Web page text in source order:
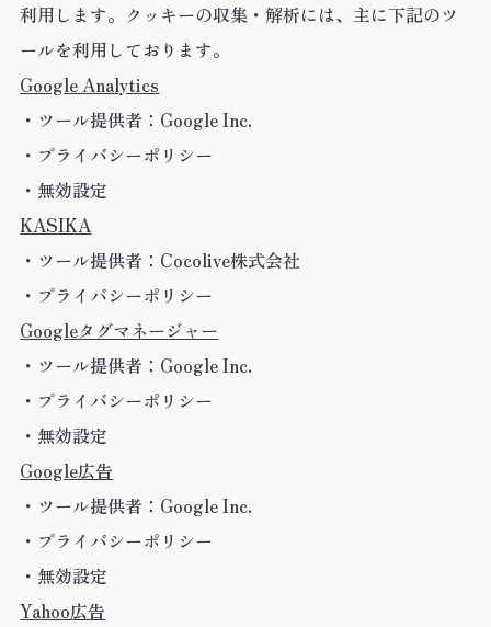
利用します。クッキーの収集・解析には、主に下記のツ
ールを利用しております。
Google Analytics
・ツール提供者：Google Inc.
・プライバシーポリシー
・無効設定
KASIKA
・ツール提供者：Cocolive株式会社
・プライバシーポリシー
Googleタグマネージャー
・ツール提供者：Google Inc.
・プライバシーポリシー
・無効設定
Google広告
・ツール提供者：Google Inc.
・プライバシーポリシー
・無効設定
Yahoo広告